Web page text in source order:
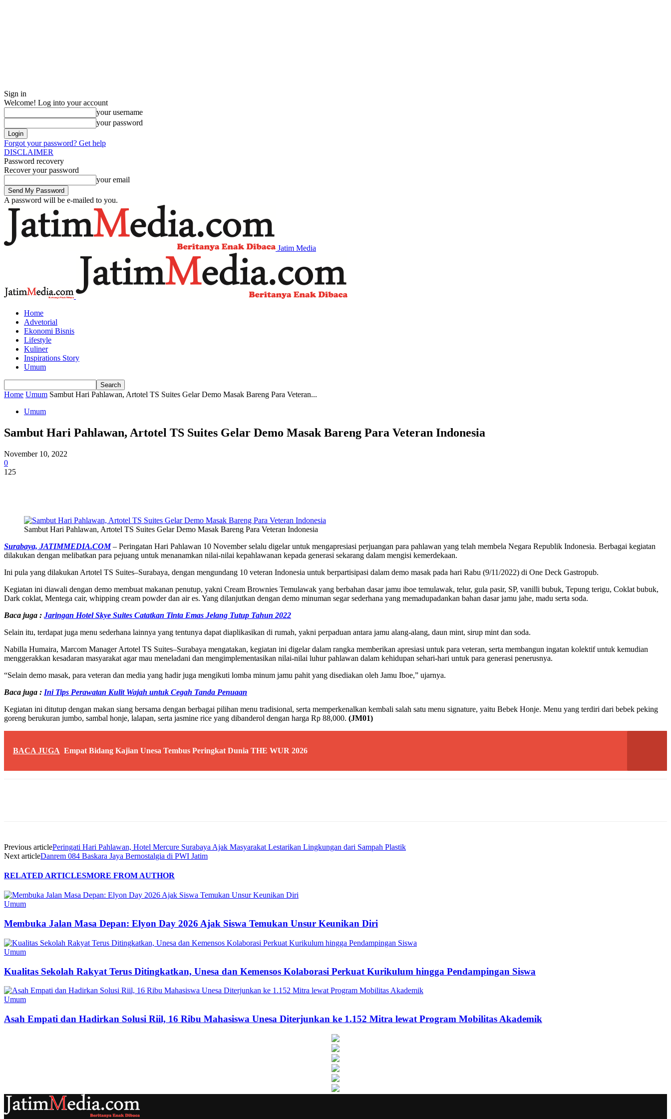
Sign in
Welcome! Log into your account
your username
your password
Forgot your password? Get help
DISCLAIMER
Password recovery
Recover your password
your email
A password will be e-mailed to you.
Jatim Media
Home
Advetorial
Ekonomi Bisnis
Lifestyle
Kuliner
Inspirations Story
Umum
Home Umum Sambut Hari Pahlawan, Artotel TS Suites Gelar Demo Masak Bareng Para Veteran...
Umum
Sambut Hari Pahlawan, Artotel TS Suites Gelar Demo Masak Bareng Para Veteran Indonesia
November 10, 2022
0
125
Sambut Hari Pahlawan, Artotel TS Suites Gelar Demo Masak Bareng Para Veteran Indonesia
Surabaya, JATIMMEDIA.COM– Peringatan Hari Pahlawan 10 November selalu digelar untuk mengapresiasi perjuangan para pahlawan yang telah membela Negara Republik Indonesia. Berbagai kegiatan
dilakukan dengan melibatkan para pejuang untuk menanamkan nilai-nilai kepahlawanan kepada generasi sekarang dalam mengisi kemerdekaan.
Ini pula yang dilakukan Artotel TS Suites–Surabaya, dengan mengundang 10 veteran Indonesia untuk berpartisipasi dalam demo masak pada hari Rabu (9/11/2022) di One Deck Gastropub.
Kegiatan ini diawali dengan demo membuat makanan penutup, yakni Cream Brownies Temulawak yang berbahan dasar jamu iboe temulawak, telur, gula pasir, SP, vanilli bubuk, Tepung terigu, Coklat bubuk,
Dark coklat, Mentega cair, whipping cream powder dan air es. Yang dilanjutkan dengan demo minuman segar sederhana yang memadupadankan bahan dasar jamu jahe, madu serta soda.
Baca juga : Jaringan Hotel Skye Suites Catatkan Tinta Emas Jelang Tutup Tahun 2022
Selain itu, terdapat juga menu sederhana lainnya yang tentunya dapat diaplikasikan di rumah, yakni perpaduan antara jamu alang-alang, daun mint, sirup mint dan soda.
Nabilla Humaira, Marcom Manager Artotel TS Suites–Surabaya mengatakan, kegiatan ini digelar dalam rangka memberikan apresiasi untuk para veteran, serta membangun ingatan kolektif untuk kemudian
menggerakkan kesadaran masyarakat agar mau meneladani dan mengimplementasikan nilai-nilai luhur pahlawan dalam kehidupan sehari-hari untuk para generasi penerusnya.
“Selain demo masak, para veteran dan media yang hadir juga mengikuti lomba minum jamu pahit yang disediakan oleh Jamu Iboe,” ujarnya.
Baca juga : Ini Tips Perawatan Kulit Wajah untuk Cegah Tanda Penuaan
Kegiatan ini ditutup dengan makan siang bersama dengan berbagai pilihan menu tradisional, serta memperkenalkan kembali salah satu menu signature, yaitu Bebek Honje. Menu yang terdiri dari bebek peking
goreng berukuran jumbo, sambal honje, lalapan, serta jasmine rice yang dibanderol dengan harga Rp 88,000. (JM01)
BACA JUGA Empat Bidang Kajian Unesa Tembus Peringkat Dunia THE WUR 2026
Previous articlePeringati Hari Pahlawan, Hotel Mercure Surabaya Ajak Masyarakat Lestarikan Lingkungan dari Sampah Plastik
Next articleDanrem 084 Baskara Jaya Bernostalgia di PWI Jatim
RELATED ARTICLESMORE FROM AUTHOR
Umum
Membuka Jalan Masa Depan: Elyon Day 2026 Ajak Siswa Temukan Unsur Keunikan Diri
Umum
Kualitas Sekolah Rakyat Terus Ditingkatkan, Unesa dan Kemensos Kolaborasi Perkuat Kurikulum hingga Pendampingan Siswa
Umum
Asah Empati dan Hadirkan Solusi Riil, 16 Ribu Mahasiswa Unesa Diterjunkan ke 1.152 Mitra lewat Program Mobilitas Akademik